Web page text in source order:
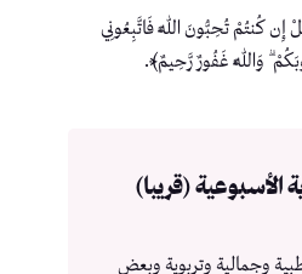
إِن كُنتُمْ تُحِبُّونَ اللَّهَ فَاتَّبِعُونِي
وَاللَّهُ غَفُورٌ رَّحِيمٌ﴾.
الأسبوعية (قريبا)
وجمالية وتربوية وبعض